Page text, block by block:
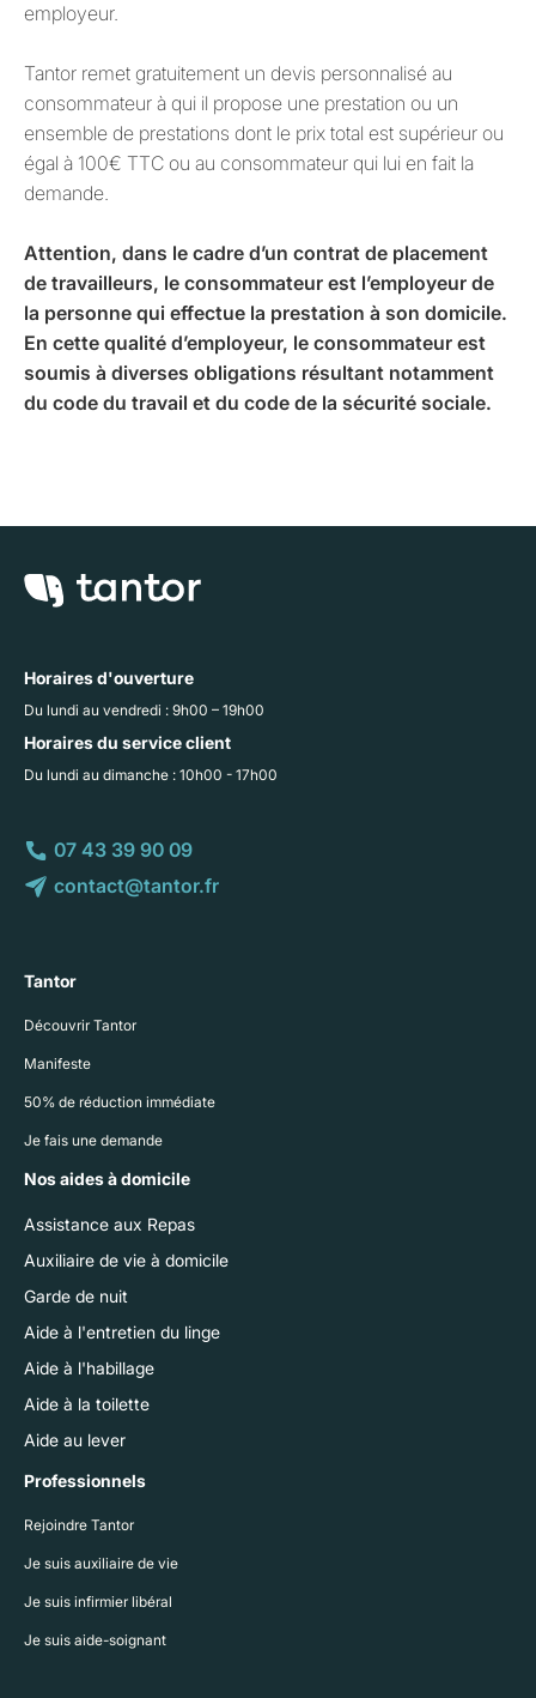
employeur.
Tantor remet gratuitement un devis personnalisé au
consommateur à qui il propose une prestation ou un
ensemble de prestations dont le prix total est supérieur ou
égal à 100€ TTC ou au consommateur qui lui en fait la
demande.
Attention, dans le cadre d’un contrat de placement
de travailleurs, le consommateur est l’employeur de
la personne qui effectue la prestation à son domicile.
En cette qualité d’employeur, le consommateur est
soumis à diverses obligations résultant notamment
du code du travail et du code de la sécurité sociale.
Horaires d'ouverture
Du lundi au vendredi : 9h00 – 19h00
Horaires du service client
Du lundi au dimanche : 10h00 - 17h00
07 43 39 90 09
contact@tantor.fr
Tantor
Découvrir Tantor
Manifeste
50% de réduction immédiate
Je fais une demande
Nos aides à domicile
Assistance aux Repas
Auxiliaire de vie à domicile
Garde de nuit
Aide à l'entretien du linge
Aide à l'habillage
Aide à la toilette
Aide au lever
Professionnels
Rejoindre Tantor
Je suis auxiliaire de vie
Je suis infirmier libéral
Je suis aide-soignant